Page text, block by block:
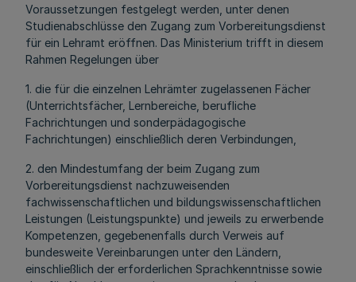
Voraussetzungen festgelegt werden, unter denen
Studienabschlüsse den Zugang zum Vorbereitungsdienst
für ein Lehramt eröffnen. Das Ministerium trifft in diesem
Rahmen Regelungen über
1. die für die einzelnen Lehrämter zugelassenen Fächer
(Unterrichtsfächer, Lernbereiche, berufliche
Fachrichtungen und sonderpädagogische
Fachrichtungen) einschließlich deren Verbindungen,
2. den Mindestumfang der beim Zugang zum
Vorbereitungsdienst nachzuweisenden
fachwissenschaftlichen und bildungswissenschaftlichen
Leistungen (Leistungspunkte) und jeweils zu erwerbende
Kompetenzen, gegebenenfalls durch Verweis auf
bundesweite Vereinbarungen unter den Ländern,
einschließlich der erforderlichen Sprachkenntnisse sowie